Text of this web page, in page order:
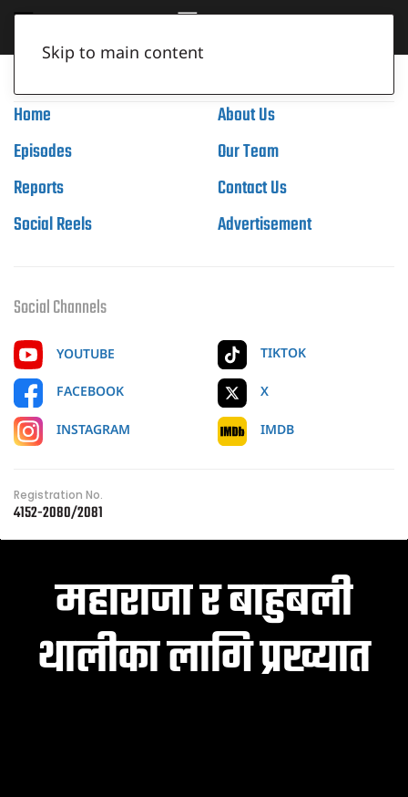
Skip to main content
Home
Episodes
Reports
Social Reels
About Us
Our Team
Contact Us
Advertisement
Social Channels
YOUTUBE
FACEBOOK
INSTAGRAM
TIKTOK
X
IMDB
Registration No.
4152-2080/2081
महाराजा र बाहुबली
थालीका लागि प्रख्यात